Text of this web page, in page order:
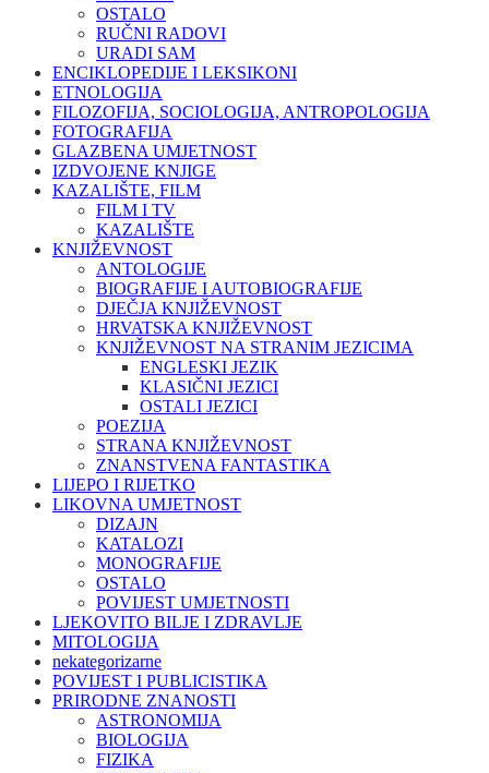
OSTALO
RUČNI RADOVI
URADI SAM
ENCIKLOPEDIJE I LEKSIKONI
ETNOLOGIJA
FILOZOFIJA, SOCIOLOGIJA, ANTROPOLOGIJA
FOTOGRAFIJA
GLAZBENA UMJETNOST
IZDVOJENE KNJIGE
KAZALIŠTE, FILM
FILM I TV
KAZALIŠTE
KNJIŽEVNOST
ANTOLOGIJE
BIOGRAFIJE I AUTOBIOGRAFIJE
DJEČJA KNJIŽEVNOST
HRVATSKA KNJIŽEVNOST
KNJIŽEVNOST NA STRANIM JEZICIMA
ENGLESKI JEZIK
KLASIČNI JEZICI
OSTALI JEZICI
POEZIJA
STRANA KNJIŽEVNOST
ZNANSTVENA FANTASTIKA
LIJEPO I RIJETKO
LIKOVNA UMJETNOST
DIZAJN
KATALOZI
MONOGRAFIJE
OSTALO
POVIJEST UMJETNOSTI
LJEKOVITO BILJE I ZDRAVLJE
MITOLOGIJA
nekategorizarne
POVIJEST I PUBLICISTIKA
PRIRODNE ZNANOSTI
ASTRONOMIJA
BIOLOGIJA
FIZIKA